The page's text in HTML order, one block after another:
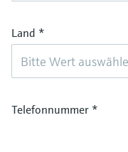
Land *
Bitte Wert
Telefonnummer *